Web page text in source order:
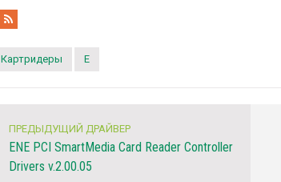
Картридеры E
ПРЕДЫДУЩИЙ ДРАЙВЕР
ENE PCI SmartMedia Card Reader Controller
Drivers v.2.00.05